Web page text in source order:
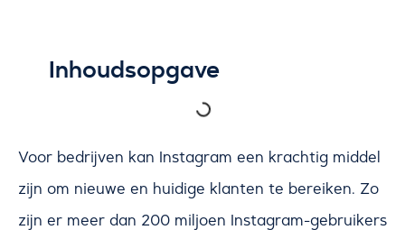
Voor bedrijven kan Instagram een krachtig middel
zijn om nieuwe en huidige klanten te bereiken. Zo
zijn er meer dan 200 miljoen Instagram-gebruikers
Inhoudsopgave